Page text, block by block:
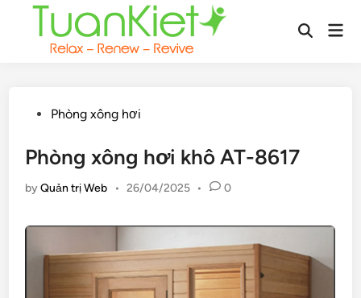
Open
PostedPhòng xông hơi
Phòng xông hơi khô AT-8617
byQuản trị Web • 26/04/2025 • 0